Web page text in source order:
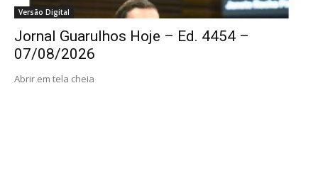
Versão Digital
Jornal Guarulhos Hoje – Ed. 4454 –
07/08/2026
Abrir em tela cheia